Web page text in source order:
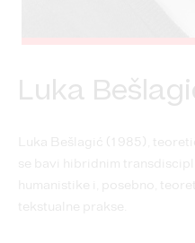
Luka
Luka Bešlagić (1985),
se bavi hibridnim
humanistike i, po­sebno,
tekstualne prakse.